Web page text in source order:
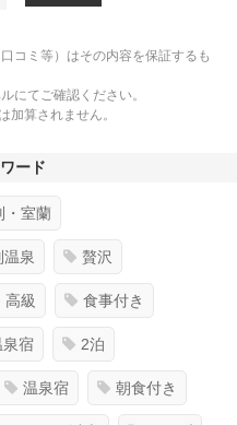
コミ等）はその内容を保証するも
にてご確認ください。
加算されません。
ード
・室蘭
温泉 贅沢
高級 食事付き
泉宿 2泊
温泉宿 朝食付き